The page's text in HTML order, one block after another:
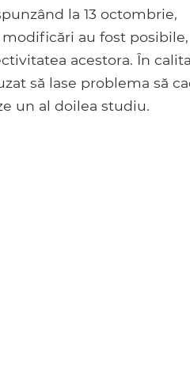
la 13 octombrie,
au fost posibile,
acestora. În
să lase problema să
un al doilea studiu.